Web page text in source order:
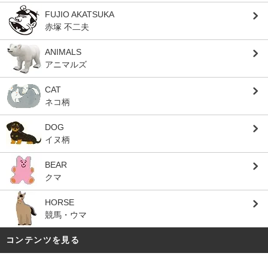
FUJIO AKATSUKA
赤塚 不二夫
ANIMALS
アニマルズ
CAT
ネコ柄
DOG
イヌ柄
BEAR
クマ
HORSE
競馬・ウマ
コンテンツを見る